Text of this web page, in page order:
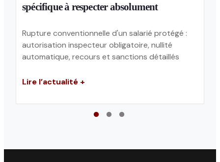
spécifique à respecter absolument
Rupture conventionnelle d'un salarié protégé :
autorisation inspecteur obligatoire, nullité
automatique, recours et sanctions détaillés
Lire l’actualité +